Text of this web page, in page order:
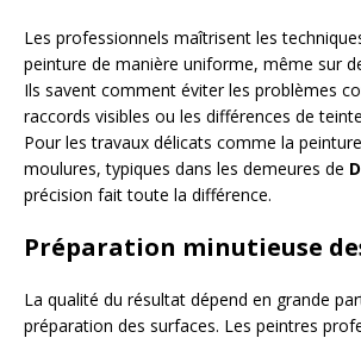
Les professionnels maîtrisent les
peinture de manière uniforme, même sur
Ils savent comment éviter les problèmes
raccords visibles ou les différences de
Pour les travaux délicats comme la
moulures, typiques dans les demeures de
précision fait toute la différence.
Préparation minutieuse
La qualité du résultat dépend en grande
préparation des surfaces. Les peintres